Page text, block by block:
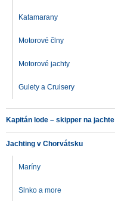
Katamarany
Motorové člny
Motorové jachty
Gulety a Cruisery
Kapitán lode – skipper na jachte
Jachting v Chorvátsku
Maríny
Slnko a more